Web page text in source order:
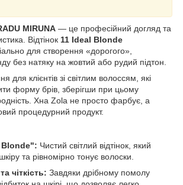
MIRUNA — це професійний догляд та
Відтінок 11 Ideal Blonde
для створення «дорогого»,
без натяку на жовтий або рудий підтон.
для клієнтів зі світлим волоссям, які
форму брів, зберігши при цьому
Хна Zola не просто фарбує, а
процедурний продукт.
Blonde": Чистий світлий відтінок, який
та рівномірно тонує волоски.
чіткість: Завдяки дрібному помолу